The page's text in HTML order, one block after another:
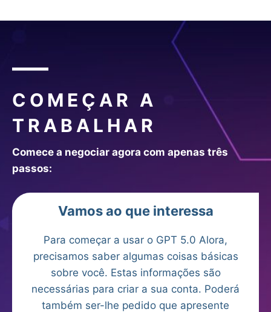
COMEÇAR A
TRABALHAR
Comece a negociar agora com apenas três
passos:
Vamos ao que interessa
Para começar a usar o GPT 5.0 Alora,
precisamos saber algumas coisas básicas
sobre você. Estas informações são
necessárias para criar a sua conta. Poderá
também ser-lhe pedido que apresente